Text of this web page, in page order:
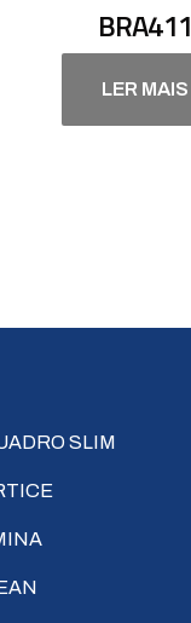
BRA411
LER MAIS
SLIM